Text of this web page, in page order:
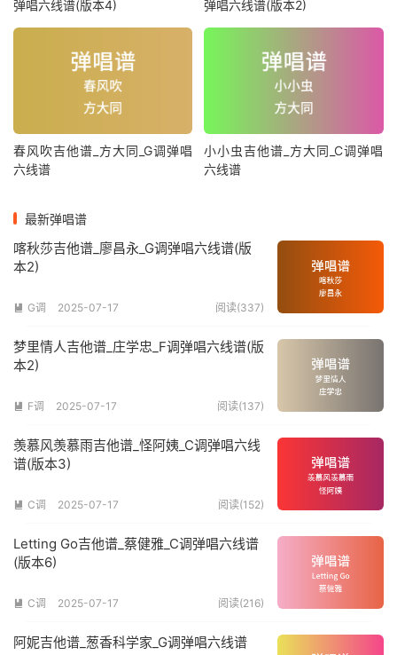
弹唱六线谱(版本4)
弹唱六线谱(版本2)
春风吹吉他谱_方大同_G调弹唱
六线谱
小小虫吉他谱_方大同_C调弹唱
六线谱
最新弹唱谱
喀秋莎吉他谱_廖昌永_G调弹唱六线谱(版
本2)
 G调 2025-07-17 阅读(337)
梦里情人吉他谱_庄学忠_F调弹唱六线谱(版
本2)
 F调 2025-07-17 阅读(137)
羡慕风羡慕雨吉他谱_怪阿姨_C调弹唱六线
谱(版本3)
 C调 2025-07-17 阅读(152)
Letting Go吉他谱_蔡健雅_C调弹唱六线谱
(版本6)
 C调 2025-07-17 阅读(216)
阿妮吉他谱_葱香科学家_G调弹唱六线谱